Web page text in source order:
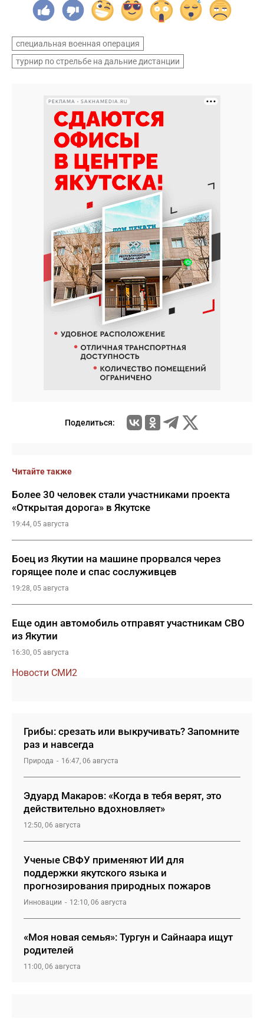
специальная военная операция
турнир по стрельбе на дальние дистанции
РЕКЛАМА • SAKHAMEDIA.RU
Поделиться:
Читайте также
Более 30 человек стали участниками проекта
«Открытая дорога» в Якутске
19:44, 05 августа
Боец из Якутии на машине прорвался через
горящее поле и спас сослуживцев
19:28, 05 августа
Еще один автомобиль отправят участникам СВО
из Якутии
16:30, 05 августа
Новости СМИ2
Грибы: срезать или выкручивать? Запомните
раз и навсегда
Природа 16:47, 06 августа
Эдуард Макаров: «Когда в тебя верят, это
действительно вдохновляет»
12:50, 06 августа
Ученые СВФУ применяют ИИ для
поддержки якутского языка и
прогнозирования природных пожаров
Инновации 12:10, 06 августа
«Моя новая семья»: Тургун и Сайнаара ищут
родителей
11:00, 06 августа